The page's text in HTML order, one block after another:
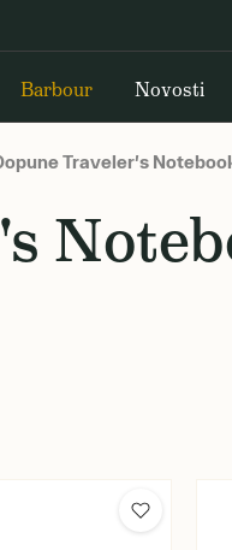
Barbour Novosti
Traveler's